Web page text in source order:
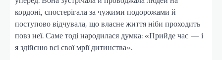
кордоні, спостерігала за чужими подорожами й
поступово відчувала, що власне життя ніби проходить
повз неї. Саме тоді народилася думка: «Прийде час — і
я здійсню всі свої мрії дитинства».